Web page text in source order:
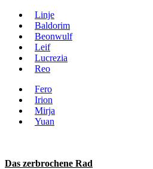
Linje
Baldorim
Beonwulf
Leif
Lucrezia
Reo
Fero
Irion
Mirja
Yuan
Das zerbrochene Rad